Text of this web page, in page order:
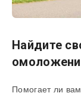
Найдите
Помогает ли